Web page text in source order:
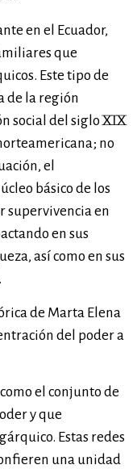
en el Ecuador,
que
Este tipo de
de la región
social del siglo XIX
no
el
básico de los
supervivencia en
en sus
así como en sus
de Marta Elena
del poder a
el conjunto de
y que
Estas redes
una unidad